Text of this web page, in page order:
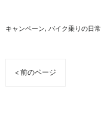
キャンペーン バイク乗りの日常
< 前のページ